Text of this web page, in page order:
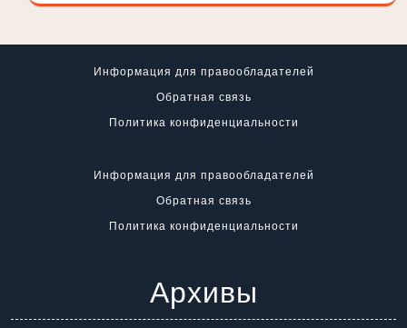
Информация для правообладателей
Обратная связь
Политика конфиденциальности
Информация для правообладателей
Обратная связь
Политика конфиденциальности
Архивы